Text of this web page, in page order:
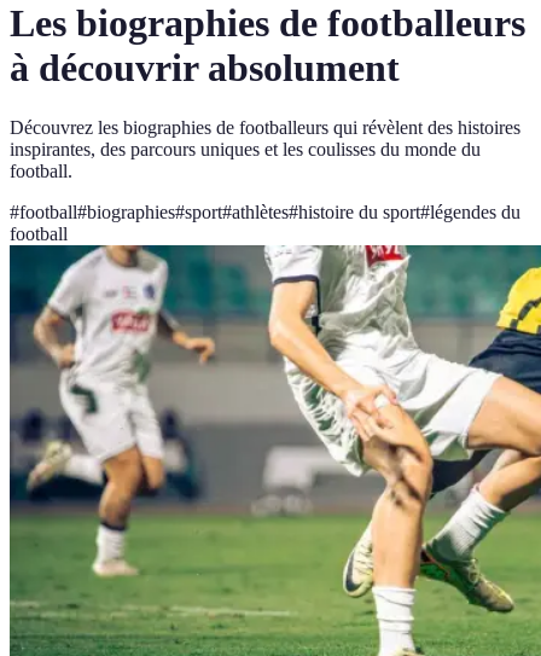
Les biographies de footballeurs
à découvrir absolument
Découvrez les biographies de footballeurs qui révèlent des histoires
inspirantes, des parcours uniques et les coulisses du monde du
football.
#football#biographies#sport#athlètes#histoire du sport#légendes du
football